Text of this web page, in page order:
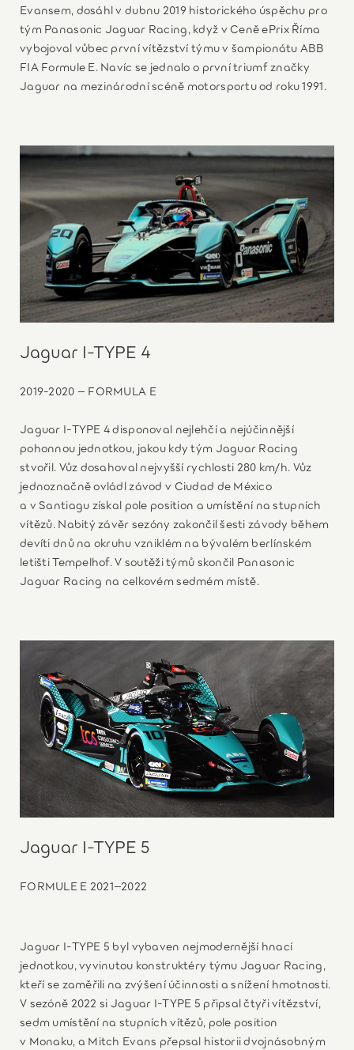
Evansem, dosáhl v dubnu 2019 historického úspěchu pro
tým Panasonic Jaguar Racing, když v Ceně ePrix Říma
vybojoval vůbec první vítězství týmu v šampionátu ABB
FIA Formule E. Navíc se jednalo o první triumf značky
Jaguar na mezinárodní scéně motorsportu od roku 1991.
Jaguar I-TYPE 4
2019-2020 – FORMULA E
Jaguar I-TYPE 4 disponoval nejlehčí a nejúčinnější
pohonnou jednotkou, jakou kdy tým Jaguar Racing
stvořil. Vůz dosahoval nejvyšší rychlosti 280 km/h. Vůz
jednoznačně ovládl závod v Ciudad de México
a v Santiagu získal pole position a umístění na stupních
vítězů. Nabitý závěr sezóny zakončil šesti závody během
devíti dnů na okruhu vzniklém na bývalém berlínském
letišti Tempelhof. V soutěži týmů skončil Panasonic
Jaguar Racing na celkovém sedmém místě.
Jaguar I-TYPE 5
FORMULE E 2021–2022
Jaguar I-TYPE 5 byl vybaven nejmodernější hnací
jednotkou, vyvinutou konstruktéry týmu Jaguar Racing,
kteří se zaměřili na zvýšení účinnosti a snížení hmotnosti.
V sezóně 2022 si Jaguar I-TYPE 5 připsal čtyři vítězství,
sedm umístění na stupních vítězů, pole position
v Monaku, a Mitch Evans přepsal historii dvojnásobným